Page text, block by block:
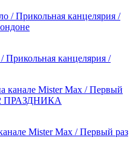
Прикольная канцелярия /
Mister Max / Первый раз